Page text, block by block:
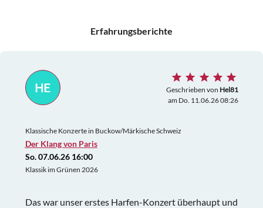
Erfahrungsberichte
HE Geschrieben von Hel81
am Do. 11.06.26 08:26
Klassische Konzerte in Buckow/Märkische Schweiz
Der Klang von Paris
So. 07.06.26 16:00
Klassik im Grünen 2026
Das war unser erstes Harfen-Konzert überhaupt und